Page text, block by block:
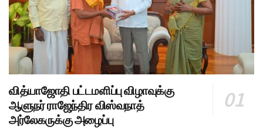
வித்யாஜோதி பட்டமளிப்பு விழாவுக்கு
ஆளுநர் ராஜேந்திர விஸ்வநாத்
அர்லேகருக்கு அழைப்பு